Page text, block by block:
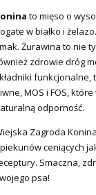
to mięso o
w białko i żelazo.
Żurawina to nie
zdrowie dróg
funkcjonalne,
MOS i FOS,
odporność.
Zagroda
ceniących
Smaczna,
psa!